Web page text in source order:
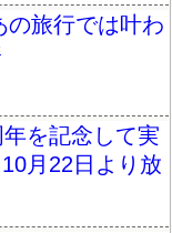
の旅行では叶わ
年を記念して実
月22日より放